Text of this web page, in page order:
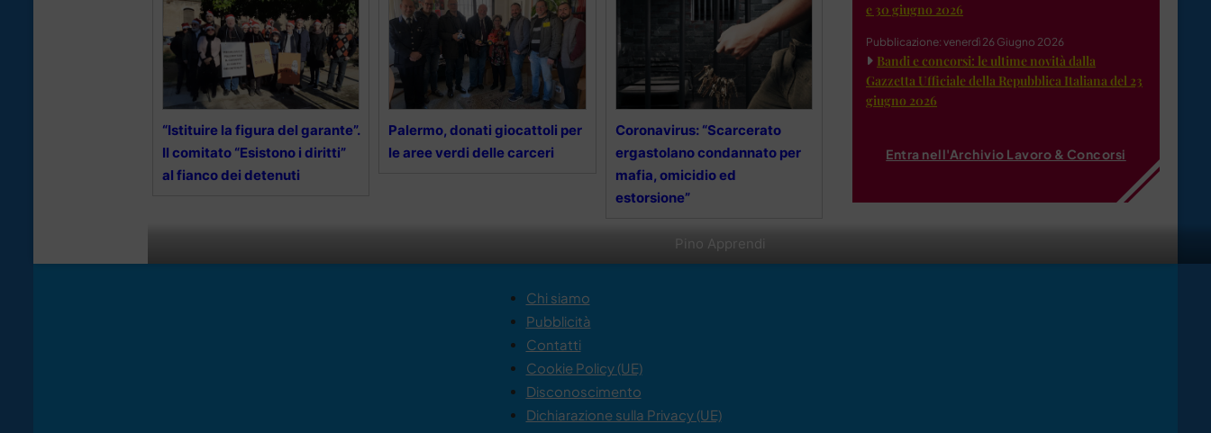
Pino Apprendi
“Istituire la figura del garante”.
Il comitato “Esistono i diritti”
al fianco dei detenuti
Palermo, donati giocattoli per
le aree verdi delle carceri
Coronavirus: “Scarcerato
ergastolano condannato per
mafia, omicidio ed
estorsione”
e 30 giugno 2026
Pubblicazione: venerdì 26 Giugno 2026
Bandi e concorsi: le ultime novità dalla
Gazzetta Ufficiale della Repubblica Italiana del 23
giugno 2026
Entra nell'Archivio Lavoro & Concorsi
Chi siamo
Pubblicità
Contatti
Cookie Policy (UE)
Disconoscimento
Dichiarazione sulla Privacy (UE)